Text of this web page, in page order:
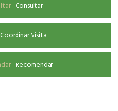
Consultar
Coordinar Visita
Recomendar